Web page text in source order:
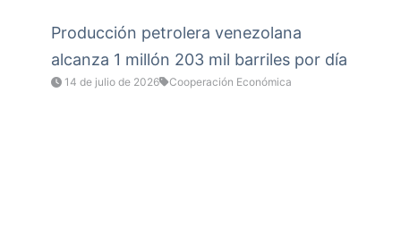
Producción petrolera venezolana
alcanza 1 millón 203 mil barriles por día
14 de julio de 2026 Cooperación Económica